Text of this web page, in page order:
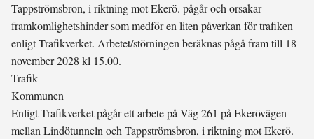
Tappströmsbron, i riktning mot Ekerö. pågår och orsakar
framkomlighetshinder som medför en liten påverkan för trafiken
enligt Trafikverket. Arbetet/störningen beräknas pågå fram till 18
november 2028 kl 15.00.
Trafik
Kommunen
Enligt Trafikverket pågår ett arbete på Väg 261 på Ekerövägen
mellan Lindötunneln och Tappströmsbron, i riktning mot Ekerö.